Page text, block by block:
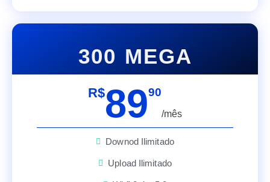
300 MEGA
R$8990
/mês
Downod Ilimitado
Upload Ilimitado